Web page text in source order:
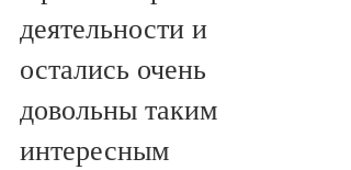
деятельности и
остались очень
довольны таким
интересным